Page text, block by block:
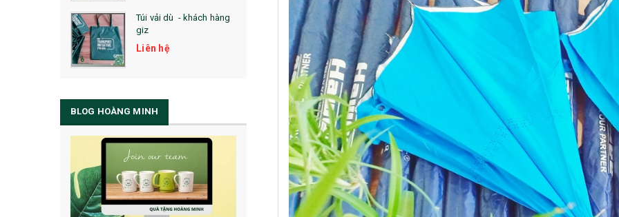
Túi vải dù - khách hàng
giz
Liên hệ
Vòng đeo tay cao su in
logo - khách hàng sun
Liên hệ
Móc khóa mica dẻo -
khách hàng viện quản trị
kinh doanh
Liên hệ
BLOG HOÀNG MINH